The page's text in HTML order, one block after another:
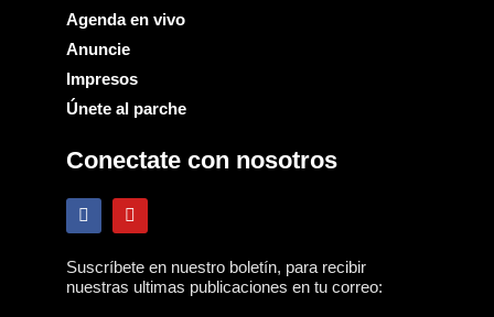
Agenda en vivo
Anuncie
Impresos
Únete al parche
Conectate con nosotros
F
a
b
o
Y
o
t
u
b
Suscríbete en nuestro boletín, para recibir
nuestras ultimas publicaciones en tu correo: